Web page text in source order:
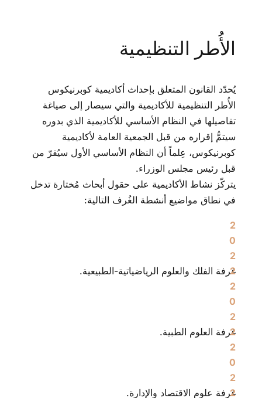
الأُطر التنظيمية
يُحدّد القانون المتعلق بإحداث أكاديمية كوبرنيكوس
الأُطر التنظيمية للأكاديمية والتي سيصار إلى صياغة
تفاصيلها في النظام الأساسي للأكاديمية الذي بدوره
سيتمُّ إقراره من قبل الجمعية العامة لأكاديمية
كوبرنيكوس، عِلماً أن النظام الأساسي الأول سيُقرّ من
قبل رئيس مجلس الوزراء.
يتركّز نشاط الأكاديمية على حقول أبحاث مُختارة تدخل
في نطاق مواضيع أنشطة الغُرف التالية:
غرفة الفلك والعلوم الرياضياتية-الطبيعية.
غرفة العلوم الطبية.
غرفة علوم الاقتصاد والإدارة.